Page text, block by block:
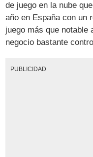
de juego en la nube
año en España con un
juego más que notable
negocio bastante
PUBLICIDAD